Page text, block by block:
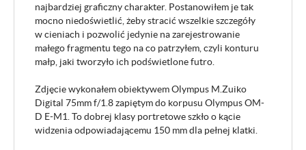
najbardziej graficzny charakter. Postanowiłem je tak
mocno niedoświetlić, żeby stracić wszelkie szczegóły
w cieniach i pozwolić jedynie na zarejestrowanie
małego fragmentu tego na co patrzyłem, czyli konturu
małp, jaki tworzyło ich podświetlone futro.
Zdjęcie wykonałem obiektywem Olympus M.Zuiko
Digital 75mm f/1.8 zapiętym do korpusu Olympus OM-
D E-M1. To dobrej klasy portretowe szkło o kącie
widzenia odpowiadającemu 150 mm dla pełnej klatki.